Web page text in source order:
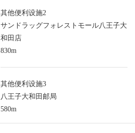
其他便利设施2
サンドラッグフォレストモール八王子大
和田店
830m
其他便利设施3
八王子大和田邮局
580m